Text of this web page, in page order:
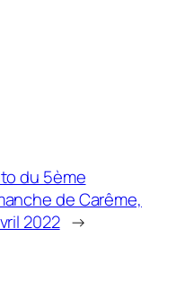
du 5ème
de Carême,
2022 →